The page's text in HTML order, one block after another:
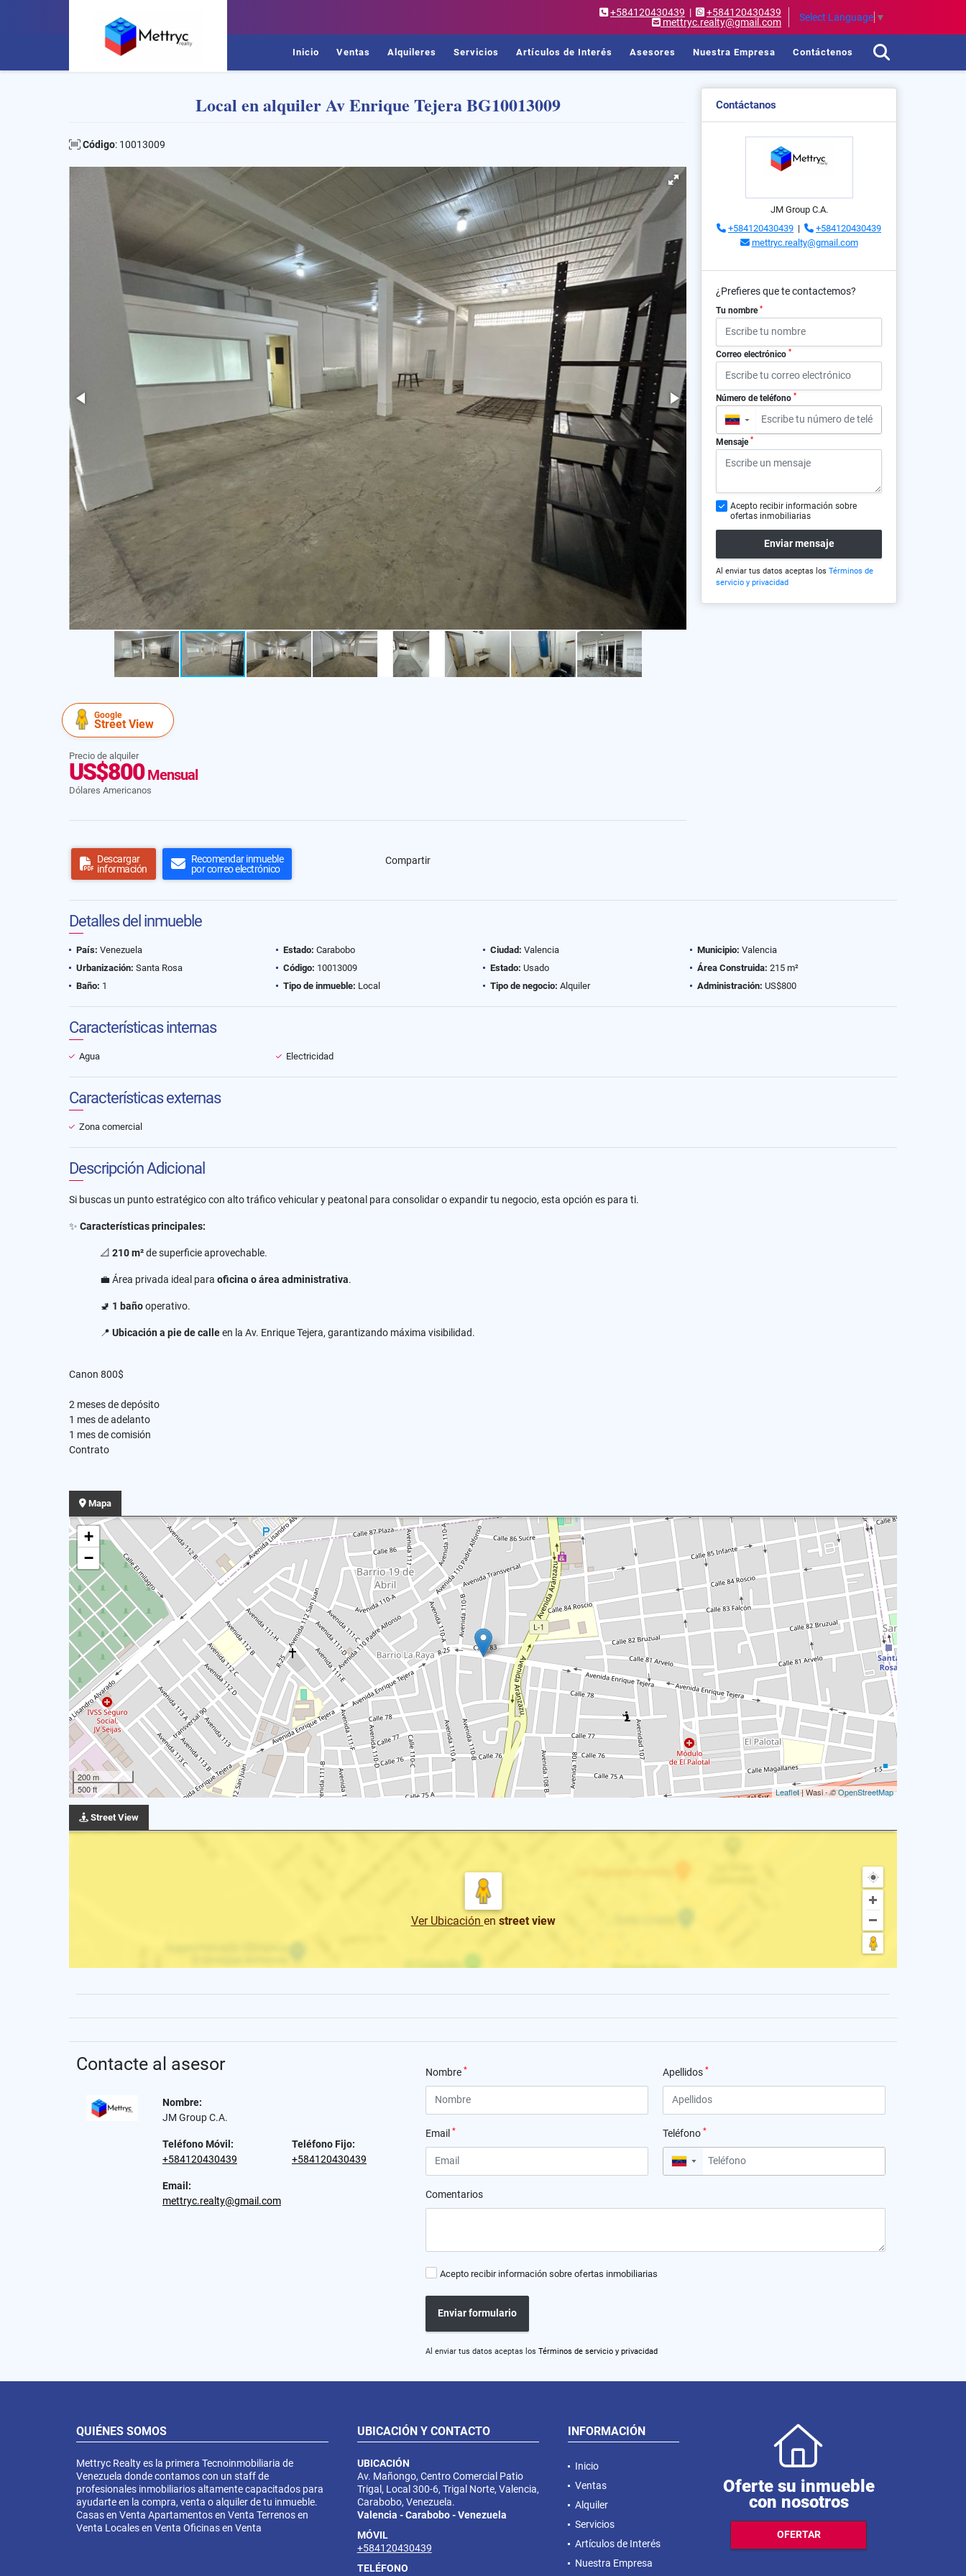
+584120430439 |
+584120430439
mettryc.realty@gmail.com
Select Language ▼
Inicio Ventas Alquileres Servicios Artículos de Interés Asesores Nuestra Empresa Contáctenos
Local en alquiler Av Enrique Tejera BG10013009
Código: 10013009
Google
Street View
Precio de alquiler
US$800Mensual
Dólares Americanos
Descargar
información
Recomendar inmueble
por correo electrónico
Compartir
Contáctanos
JM Group C.A.
+584120430439 |
+584120430439
mettryc.realty@gmail.com
¿Prefieres que te contactemos?
Tu nombre *
Correo electrónico *
Número de teléfono *
▼
Mensaje *
Acepto recibir información sobre
ofertas inmobiliarias
Enviar mensaje
Al enviar tus datos aceptas los Términos de
servicio y privacidad
Detalles del inmueble
País: Venezuela Estado: Carabobo Ciudad: Valencia Municipio: Valencia
Urbanización: Santa Rosa Código: 10013009 Estado: Usado Área Construida: 215 m²
Baño: 1 Tipo de inmueble: Local Tipo de negocio: Alquiler Administración: US$800
Características internas
Agua Electricidad
Características externas
Zona comercial
Descripción Adicional
Si buscas un punto estratégico con alto tráfico vehicular y peatonal para consolidar o expandir tu negocio, esta opción es para ti.
✨ Características principales:
📐 210 m²de superficie aprovechable.
💼 Área privada ideal para oficina o área administrativa.
🚽 1 bañooperativo.
📍 Ubicación a pie de calleen la Av. Enrique Tejera, garantizando máxima visibilidad.
Canon 800$
2 meses de depósito
1 mes de adelanto
1 mes de comisión
Contrato
Mapa
+
−
200 m
500 ft
Leaflet| Wasi - ©OpenStreetMap
Street View
Ver Ubicación en street view
Contacte al asesor
Nombre:
JM Group C.A.
Teléfono Móvil:
+584120430439
Teléfono Fijo:
+584120430439
Email:
mettryc.realty@gmail.com
Nombre * Apellidos *
Email * Teléfono *
▼
Comentarios
Acepto recibir información sobre ofertas inmobiliarias
Enviar formulario
Al enviar tus datos aceptas los Términos de servicio y privacidad
QUIÉNES SOMOS
Mettryc Realty es la primera Tecnoinmobiliaria de
Venezuela donde contamos con un staff de
profesionales inmobiliarios altamente capacitados para
ayudarte en la compra, venta o alquiler de tu inmueble.
Casas en Venta Apartamentos en Venta Terrenos en
Venta Locales en Venta Oficinas en Venta
UBICACIÓN Y CONTACTO
UBICACIÓN
Av. Mañongo, Centro Comercial Patio
Trigal, Local 300-6, Trigal Norte, Valencia,
Carabobo, Venezuela.
Valencia - Carabobo - Venezuela
MÓVIL
+584120430439
TELÉFONO
INFORMACIÓN
Inicio
Ventas
Alquiler
Servicios
Artículos de Interés
Nuestra Empresa
Oferte su inmueble
con nosotros
OFERTAR